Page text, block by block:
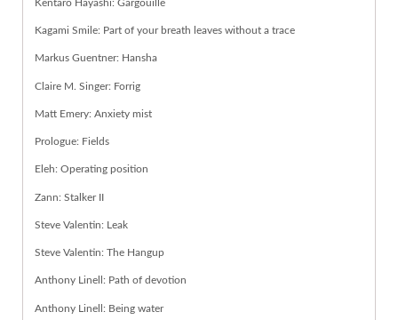
Kentaro Hayashi: Gargouille
Kagami Smile: Part of your breath leaves without a trace
Markus Guentner: Hansha
Claire M. Singer: Forrig
Matt Emery: Anxiety mist
Prologue: Fields
Eleh: Operating position
Zann: Stalker II
Steve Valentin: Leak
Steve Valentin: The Hangup
Anthony Linell: Path of devotion
Anthony Linell: Being water